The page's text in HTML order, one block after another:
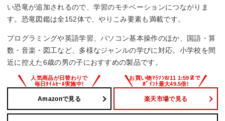
い恐竜が追加されるので、学習のモチベーションにつながりま
す。恐竜図鑑は全152体で、やりこみ要素も満載です。
プログラミングや英語学習、パソコン基本操作のほか、国語・算
数・音楽・図工など、多様なジャンルの学びに対応。小学校を間
近に控えた6歳の男の子におすすめの製品です。
Amazonで見る 楽天市場で見る